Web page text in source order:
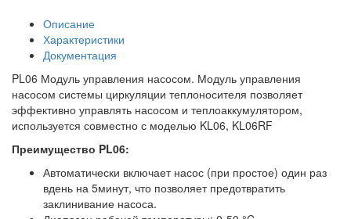
Описание
Характеристики
Документация
PL06 Модуль управления насосом. Модуль управления
насосом системы циркуляции теплоносителя позволяет
эффективно управлять насосом и теплоаккумулятором,
используется совместно с моделью KL06, KL06RF
Преимущество PL06:
Автоматически включает насос (при простое) один раз
вдень на 5минут, что позволяет предотвратить
заклинивание насоса.